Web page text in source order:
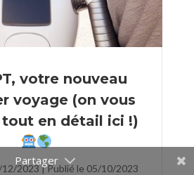
votre nouveau
voyage (on vous
en détail ici !)
12/2023 | Publié le 05/10/2023